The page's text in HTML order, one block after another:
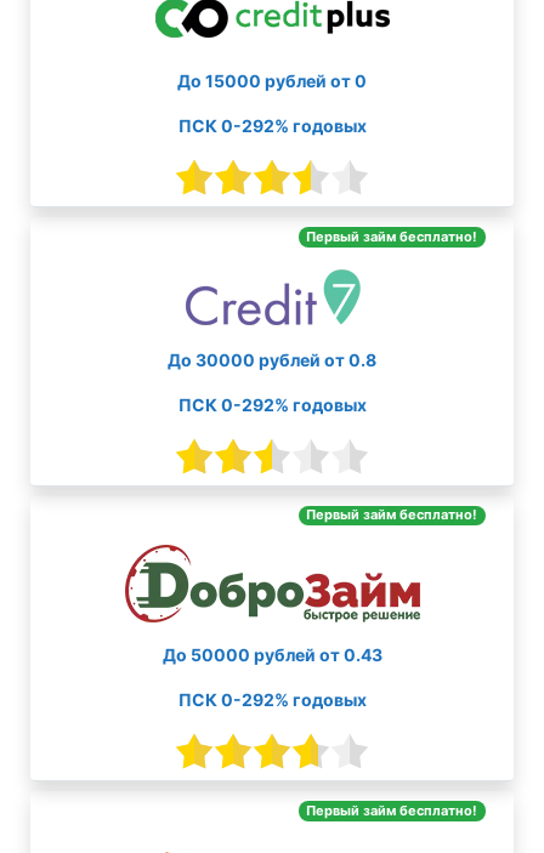
До 15000 рублей от 0
ПСК 0-292% годовых
Первый займ бесплатно!
До 30000 рублей от 0.8
ПСК 0-292% годовых
Первый займ бесплатно!
До 50000 рублей от 0.43
ПСК 0-292% годовых
Первый займ бесплатно!